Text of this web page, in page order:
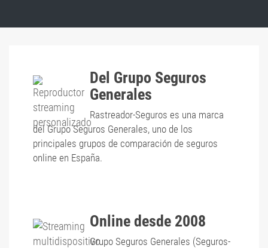
Del Grupo Seguros
Generales
Rastreador-Seguros es una marca
del Grupo Seguros Generales, uno de los
principales grupos de comparación de seguros
online en España.
Online desde 2008
Grupo Seguros Generales (Seguros-